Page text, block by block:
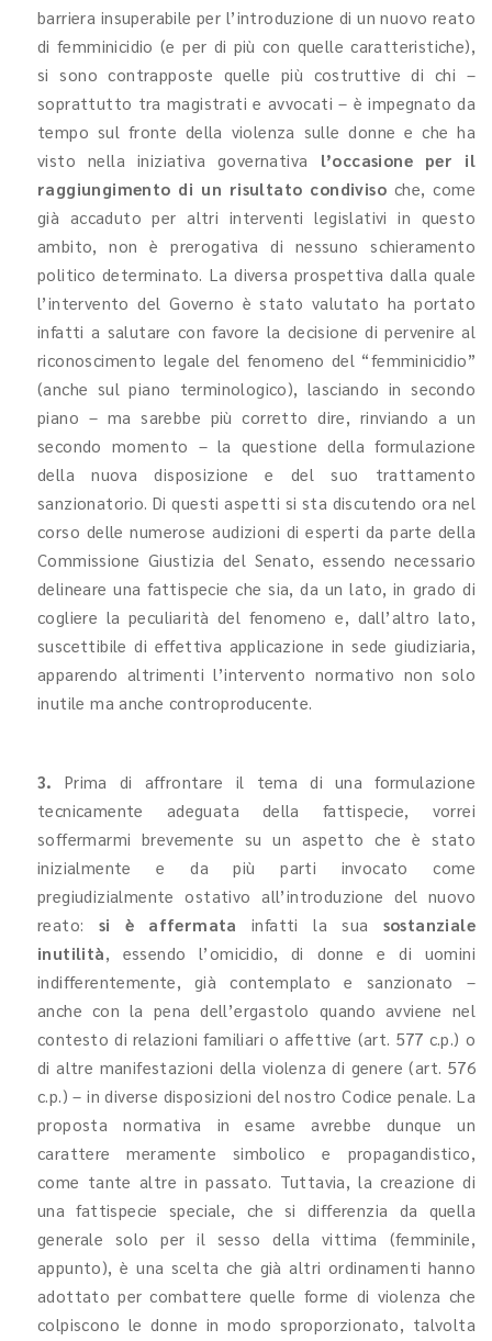
barriera insuperabile per l’introduzione di un nuovo reato
di femminicidio (e per di più con quelle caratteristiche),
si sono contrapposte quelle più costruttive di chi –
soprattutto tra magistrati e avvocati – è impegnato da
tempo sul fronte della violenza sulle donne e che ha
visto nella iniziativa governativa l’occasione per il
raggiungimento di un risultato condiviso che, come
già accaduto per altri interventi legislativi in questo
ambito, non è prerogativa di nessuno schieramento
politico determinato. La diversa prospettiva dalla quale
l’intervento del Governo è stato valutato ha portato
infatti a salutare con favore la decisione di pervenire al
riconoscimento legale del fenomeno del “femminicidio”
(anche sul piano terminologico), lasciando in secondo
piano – ma sarebbe più corretto dire, rinviando a un
secondo momento – la questione della formulazione
della nuova disposizione e del suo trattamento
sanzionatorio. Di questi aspetti si sta discutendo ora nel
corso delle numerose audizioni di esperti da parte della
Commissione Giustizia del Senato, essendo necessario
delineare una fattispecie che sia, da un lato, in grado di
cogliere la peculiarità del fenomeno e, dall’altro lato,
suscettibile di effettiva applicazione in sede giudiziaria,
apparendo altrimenti l’intervento normativo non solo
inutile ma anche controproducente.
3. Prima di affrontare il tema di una formulazione
tecnicamente adeguata della fattispecie, vorrei
soffermarmi brevemente su un aspetto che è stato
inizialmente e da più parti invocato come
pregiudizialmente ostativo all’introduzione del nuovo
reato: si è affermata infatti la sua sostanziale
inutilità, essendo l’omicidio, di donne e di uomini
indifferentemente, già contemplato e sanzionato –
anche con la pena dell’ergastolo quando avviene nel
contesto di relazioni familiari o affettive (art. 577 c.p.) o
di altre manifestazioni della violenza di genere (art. 576
c.p.) – in diverse disposizioni del nostro Codice penale. La
proposta normativa in esame avrebbe dunque un
carattere meramente simbolico e propagandistico,
come tante altre in passato. Tuttavia, la creazione di
una fattispecie speciale, che si differenzia da quella
generale solo per il sesso della vittima (femminile,
appunto), è una scelta che già altri ordinamenti hanno
adottato per combattere quelle forme di violenza che
colpiscono le donne in modo sproporzionato, talvolta